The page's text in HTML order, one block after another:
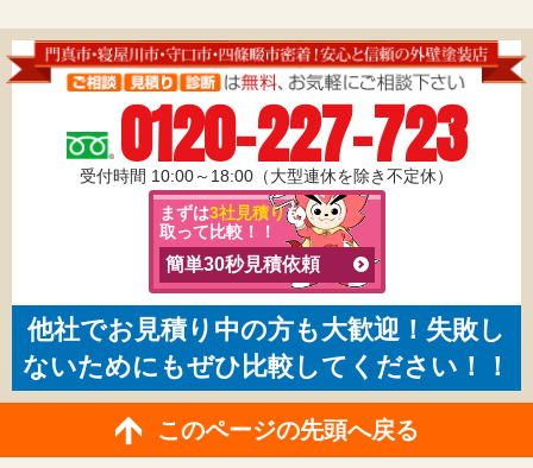
0120-227-723
受付時間 10:00～18:00（大型連休を除き不定休）
まずは3社見積りを
取って比較！！
簡単30秒見積依頼
他社でお見積り中の方も大歓迎！失敗し
ないためにもぜひ比較してください！！
このページの先頭へ戻る